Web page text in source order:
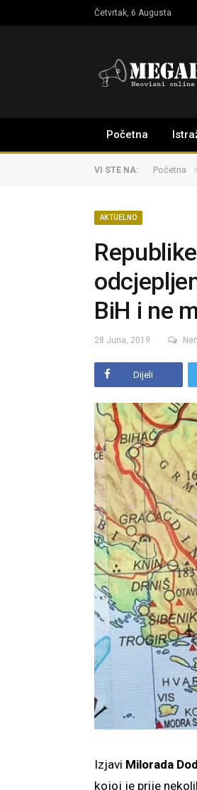
Četvrtak, 6 Augusta
Početna
VI STE NA: Početna
AKTUELNO
BiH i ne
28 Juna, 2019
Dijeli
Izjavi Milorada
kojoj je prije